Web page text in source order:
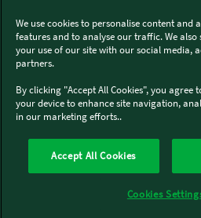
Livraison offerte sur l'e-shop dès
Kobold
We use cookies to personalise content and
features and to analyse our traffic. We
your use of our site with our social media,
partners.
By clicking "Accept All Cookies", you agree
your device to enhance site navigation,
in our marketing efforts..
Accept All Cookies
Cookies